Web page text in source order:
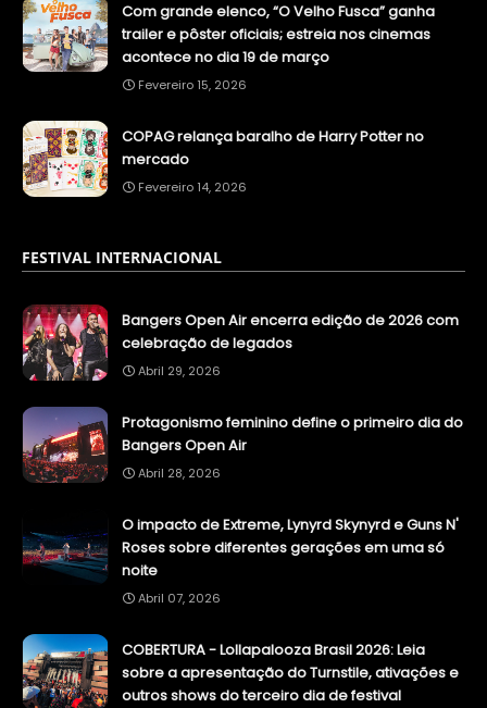
Com grande elenco, “O Velho Fusca” ganha
trailer e pôster oficiais; estreia nos cinemas
acontece no dia 19 de março
Fevereiro 15, 2026
COPAG relança baralho de Harry Potter no
mercado
Fevereiro 14, 2026
FESTIVAL INTERNACIONAL
Bangers Open Air encerra edição de 2026 com
celebração de legados
Abril 29, 2026
Protagonismo feminino define o primeiro dia do
Bangers Open Air
Abril 28, 2026
O impacto de Extreme, Lynyrd Skynyrd e Guns N'
Roses sobre diferentes gerações em uma só
noite
Abril 07, 2026
COBERTURA - Lollapalooza Brasil 2026: Leia
sobre a apresentação do Turnstile, ativações e
outros shows do terceiro dia de festival